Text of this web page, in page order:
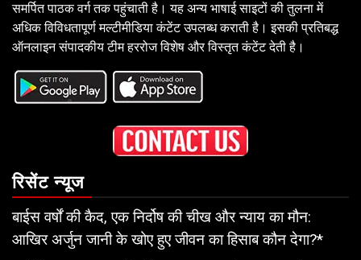
समर्पित पाठक वर्ग तक पहुंचाती है। यह अन्य भाषाई साइटों की तुलना में
अधिक विविधतापूर्ण मल्टीमीडिया कंटेंट उपलब्ध कराती है। इसकी प्रतिबद्ध
ऑनलाइन संपादकीय टीम हररोज विशेष और विस्तृत कंटेंट देती है।
रिसेंट न्यूज
बाईस वर्षों की कैद, एक निर्दोष की चीख और न्याय का मौन:
आखिर अर्जुन जानी के खोए हुए जीवन का हिसाब कौन देगा?*